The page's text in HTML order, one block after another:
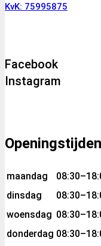
KvK: 75995875
Facebook
Instagram
Openingstijden
maandag
dinsdag
woensdag
donderdag